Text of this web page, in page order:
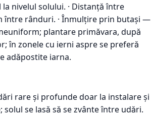
nivelul solului. · Distanță între
între rânduri. · Înmulțire prin butași —
plantare primăvara, după
în zonele cu ierni aspre se preferă
adăpostite iarna.
rare și profunde doar la instalare și
se lasă să se zvânte între udări.